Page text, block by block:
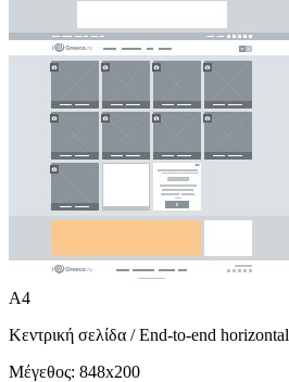
A4
Κεντρική σελίδα / End-to-end
Μέγεθος: 848x200